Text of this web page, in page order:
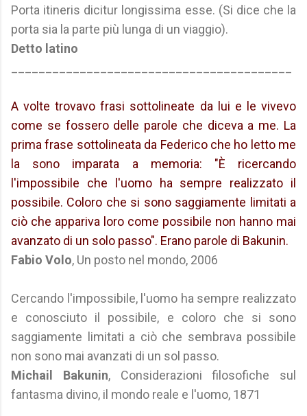
Porta itineris dicitur longissima esse. (Si dice che la
porta sia la parte più lunga di un viaggio).
Detto latino
A volte trovavo frasi sottolineate da lui e le vivevo
come se fossero delle parole che diceva a me. La
prima frase sottolineata da Federico che ho letto me
la sono imparata a memoria: "È ricercando
l'impossibile che l'uomo ha sempre realizzato il
possibile. Coloro che si sono saggiamente limitati a
ciò che appariva loro come possibile non hanno mai
avanzato di un solo passo". Erano parole di Bakunin.
Fabio Volo, Un posto nel mondo, 2006
Cercando l'impossibile, l'uomo ha sempre realizzato
e conosciuto il possibile, e coloro che si sono
saggiamente limitati a ciò che sembrava possibile
non sono mai avanzati di un sol passo.
Michail Bakunin, Considerazioni filosofiche sul
fantasma divino, il mondo reale e l'uomo, 1871